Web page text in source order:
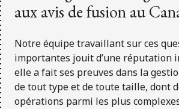
aux avis de fusion au
Notre équipe travaillant sur ces
importantes jouit d’une réputation
elle a fait ses preuves dans la
de tout type et de toute taille, dont
opérations parmi les plus